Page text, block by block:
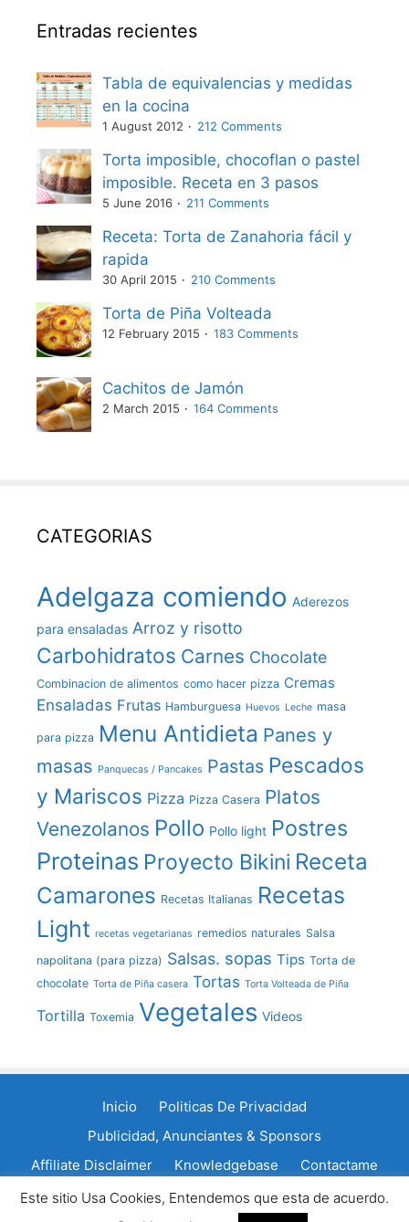
Entradas recientes
Tabla de equivalencias y medidas
en la cocina
1 August 2012 212 Comments
Torta imposible, chocoflan o pastel
imposible. Receta en 3 pasos
5 June 2016 211 Comments
Receta: Torta de Zanahoria fácil y
rapida
30 April 2015 210 Comments
Torta de Piña Volteada
12 February 2015 183 Comments
Cachitos de Jamón
2 March 2015 164 Comments
CATEGORIAS
Adelgaza comiendo Aderezos
para ensaladas Arroz y risotto
Carbohidratos Carnes Chocolate
Combinacion de alimentos como hacer pizza Cremas
Ensaladas Frutas Hamburguesa Huevos Leche masa
para pizza Menu Antidieta Panes y
masas Panquecas / Pancakes Pastas Pescados
y Mariscos Pizza Pizza Casera Platos
Venezolanos Pollo Pollo light Postres
Proteinas Proyecto Bikini Receta
Camarones Recetas Italianas Recetas
Light recetas vegetarianas remedios naturales Salsa
napolitana (para pizza) Salsas. sopas Tips Torta de
chocolate Torta de Piña casera Tortas Torta Volteada de Piña
Tortilla Toxemia Vegetales Videos
Inicio
Politicas De Privacidad
Publicidad, Anunciantes & Sponsors
Affiliate Disclaimer
Knowledgebase
Contactame
Política de cookies
Este sitio Usa Cookies, Entendemos que esta de acuerdo.